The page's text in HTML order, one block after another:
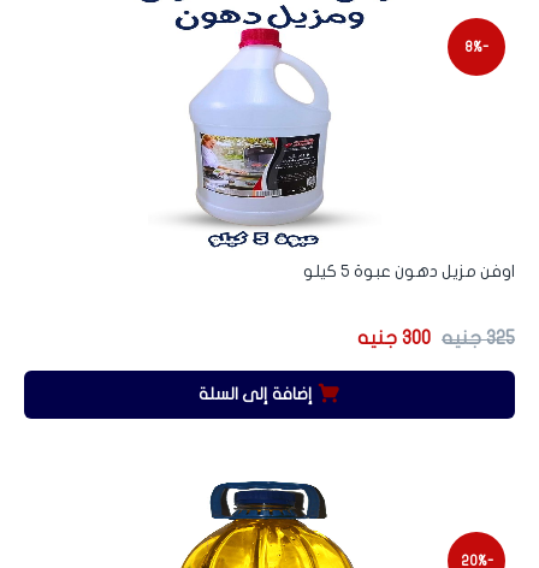
-8%
اوفن مزيل دهون عبوة 5 كيلو
325 جنيه 300 جنيه
إضافة إلى السلة
-20%